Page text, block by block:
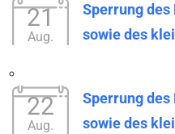
21
Aug.
Sperrung
sowie des
22
Aug.
Sperrung
sowie des